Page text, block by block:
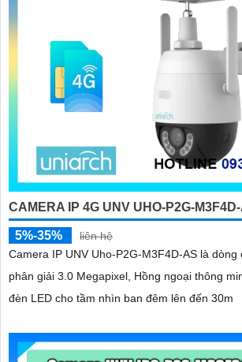
CAMERA IP 4G UNV UHO-P2G-
5%-35%
liên hệ
Camera IP UNV Uho-P2G-M3F4D-AS là dòng
phân giải 3.0 Megapixel, Hồng ngoại thông
đèn LED cho tầm nhìn ban đêm lên đến 30m